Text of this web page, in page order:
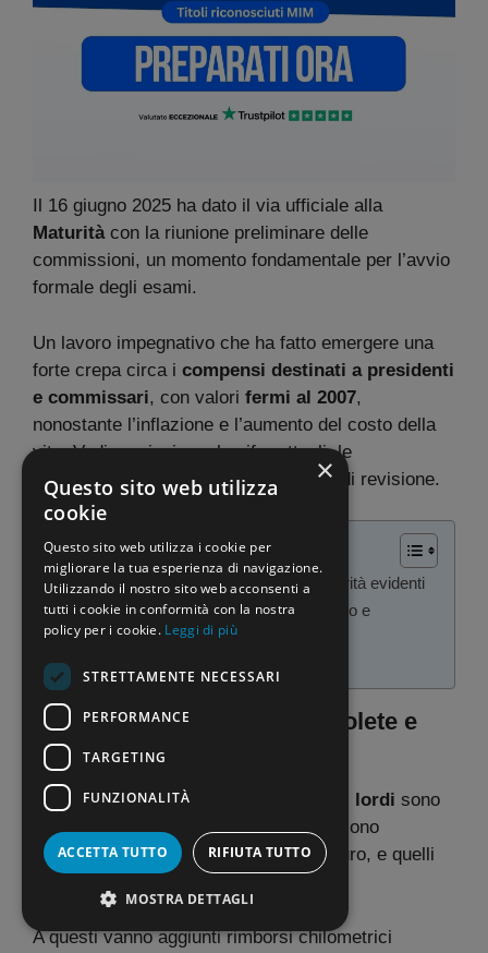
Il 16 giugno 2025 ha dato il via ufficiale alla
Maturitàcon la riunione preliminare delle
commissioni, un momento fondamentale per l’avvio
formale degli esami.
Un lavoro impegnativo che ha fatto emergere una
forte crepa circa i compensi destinati a presidenti
e commissari, con valori fermi al 2007,
nonostante l’inflazione e l’aumento del costo della
vita. Vediamo insieme le cifre attuali, le
problematiche sollevate e le richieste di revisione.
SOMMARIO
I compensi attuali: cifre obsolete e disparità evidenti
Critiche dall’interno del sistema scolastico e
richieste di riforma
Un sistema da rivedere
I compensi attuali: cifre obsolete e
disparità evidenti
Secondo le tabelle ufficiali, i compensi lordi sono
rimastiinvariati: i presidenti percepiscono
1.249 euro, i commissari esterni 911 euro, e quelli
A questi vanno aggiunti rimborsi chilometrici
×
Questo sito web utilizza
cookie
Questo sito web utilizza i cookie per
migliorare la tua esperienza di navigazione.
Utilizzando il nostro sito web acconsenti a
tutti i cookie in conformità con la nostra
policy per i cookie. Leggi di più
STRETTAMENTE NECESSARI
PERFORMANCE
TARGETING
FUNZIONALITÀ
ACCETTA TUTTO RIFIUTA TUTTO
MOSTRA DETTAGLI